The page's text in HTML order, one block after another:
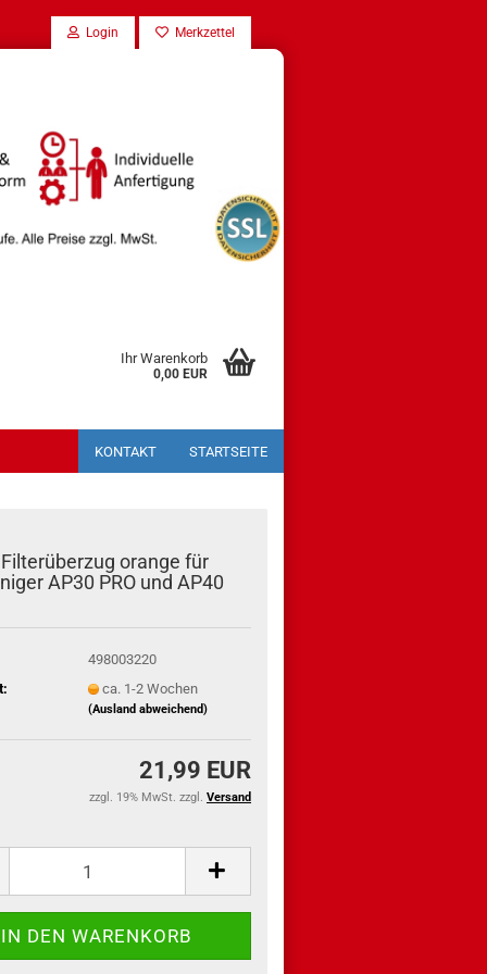
Login Merkzettel
Ihr Warenkorb
0,00 EUR
KONTAKT STARTSEITE
orange für
AP30 PRO und AP40
498003220
ca. 1-2 Wochen
(Ausland abweichend)
21,99 EUR
zzgl. 19% MwSt. zzgl. Versand